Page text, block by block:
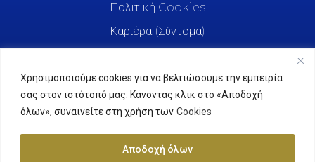
Χρησιμοποιούμε cookies για να βελτιώσουμε την εμπειρία
σας στον ιστότοπό μας. Κάνοντας κλικ στο «Αποδοχή
όλων», συναινείτε στη χρήση των Cookies
Αποδοχή όλων
Πολιτική Cookies
Καριέρα (Σύντομα)